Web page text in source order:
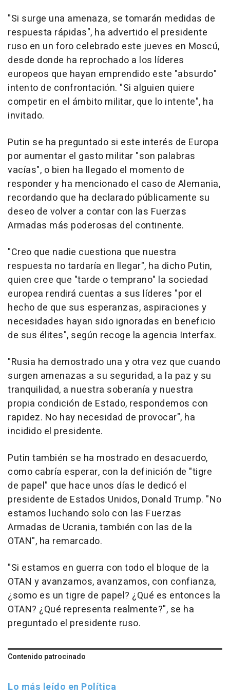
"Si surge una amenaza, se tomarán medidas de
respuesta rápidas", ha advertido el presidente
ruso en un foro celebrado este jueves en Moscú,
desde donde ha reprochado a los líderes
europeos que hayan emprendido este "absurdo"
intento de confrontación. "Si alguien quiere
competir en el ámbito militar, que lo intente", ha
invitado.
Putin se ha preguntado si este interés de Europa
por aumentar el gasto militar "son palabras
vacías", o bien ha llegado el momento de
responder y ha mencionado el caso de Alemania,
recordando que ha declarado públicamente su
deseo de volver a contar con las Fuerzas
Armadas más poderosas del continente.
"Creo que nadie cuestiona que nuestra
respuesta no tardaría en llegar", ha dicho Putin,
quien cree que "tarde o temprano" la sociedad
europea rendirá cuentas a sus líderes "por el
hecho de que sus esperanzas, aspiraciones y
necesidades hayan sido ignoradas en beneficio
de sus élites", según recoge la agencia Interfax.
"Rusia ha demostrado una y otra vez que cuando
surgen amenazas a su seguridad, a la paz y su
tranquilidad, a nuestra soberanía y nuestra
propia condición de Estado, respondemos con
rapidez. No hay necesidad de provocar", ha
incidido el presidente.
Putin también se ha mostrado en desacuerdo,
como cabría esperar, con la definición de "tigre
de papel" que hace unos días le dedicó el
presidente de Estados Unidos, Donald Trump. "No
estamos luchando solo con las Fuerzas
Armadas de Ucrania, también con las de la
OTAN", ha remarcado.
"Si estamos en guerra con todo el bloque de la
OTAN y avanzamos, avanzamos, con confianza,
¿somo es un tigre de papel? ¿Qué es entonces la
OTAN? ¿Qué representa realmente?", se ha
preguntado el presidente ruso.
Contenido patrocinado
Lo más leído en Política